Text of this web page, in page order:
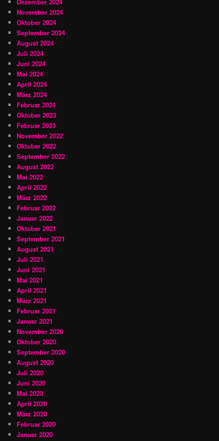
November 2024
Oktober 2024
September 2024
August 2024
Juli 2024
Juni 2024
Mai 2024
April 2024
März 2024
Februar 2024
Oktober 2023
Februar 2023
November 2022
Oktober 2022
September 2022
August 2022
Mai 2022
April 2022
März 2022
Februar 2022
Januar 2022
Oktober 2021
September 2021
August 2021
Juli 2021
Juni 2021
Mai 2021
April 2021
März 2021
Februar 2021
Januar 2021
November 2020
Oktober 2020
September 2020
August 2020
Juli 2020
Juni 2020
Mai 2020
April 2020
März 2020
Februar 2020
Januar 2020